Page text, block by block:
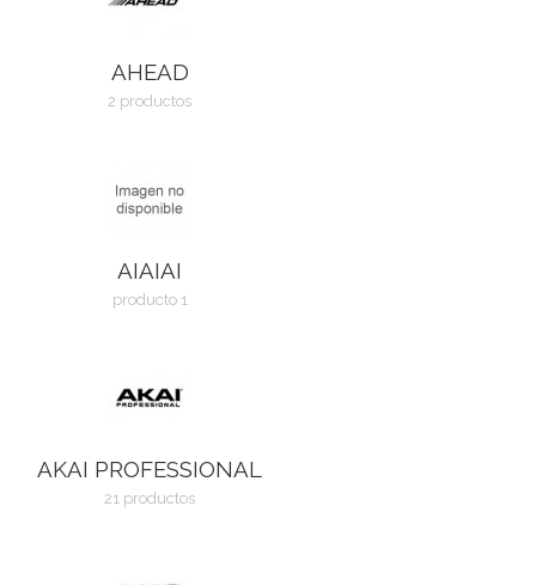
AHEAD
2 productos
AIAIAI
producto 1
AKAI PROFESSIONAL
21 productos